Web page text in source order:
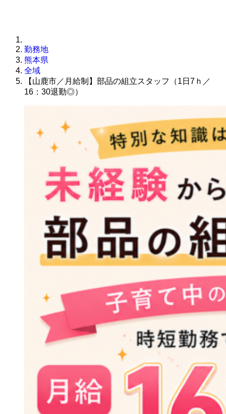
勤務地
熊本県
全域
【山鹿市／月給制】部品の組立スタッフ（1日7ｈ／
16：30退勤◎）